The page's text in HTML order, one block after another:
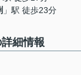
」駅 徒歩23分
細情報